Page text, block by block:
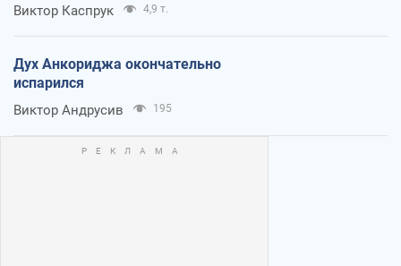
Виктор Каспрук 4,9 т.
Дух Анкориджа окончательно
испарился
Виктор Андрусив 195